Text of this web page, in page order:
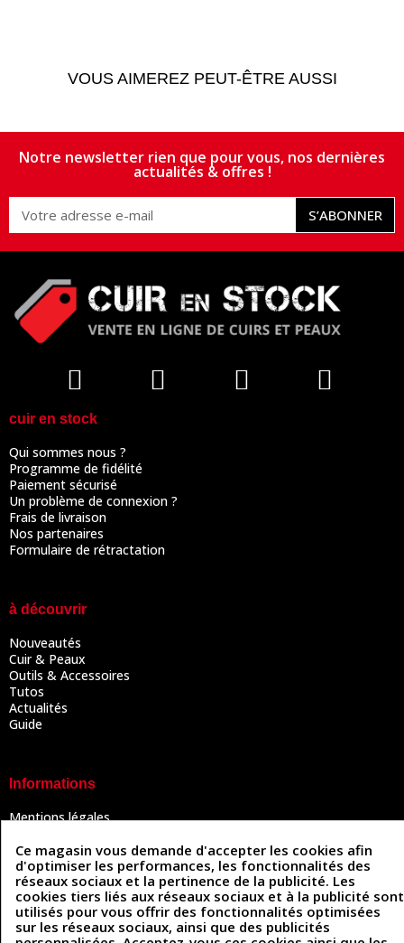
VOUS AIMEREZ PEUT-ÊTRE AUSSI
Notre newsletter rien que pour vous, nos dernières
actualités & offres !
S’ABONNER
cuir en stock
Qui sommes nous ?
Programme de fidélité
Paiement sécurisé
Un problème de connexion ?
Frais de livraison
Nos partenaires
Formulaire de rétractation
à découvrir
Nouveautés
Cuir & Peaux
Outils & Accessoires
Tutos
Actualités
Guide
Informations
Mentions légales
Politique de confidentialité
Politique des cookies
Contactez-nous
Ce magasin vous demande d'accepter les cookies afin
d'optimiser les performances, les fonctionnalités des
réseaux sociaux et la pertinence de la publicité. Les
cookies tiers liés aux réseaux sociaux et à la publicité sont
utilisés pour vous offrir des fonctionnalités optimisées
sur les réseaux sociaux, ainsi que des publicités